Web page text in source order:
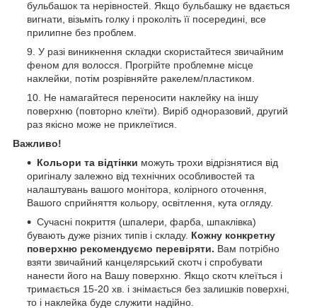
бульбашок та нерівностей. Якщо бульбашку не вдається
вигнати, візьміть голку і проколіть її посередині, все
прилипне без проблем.
У разі виникнення складки скористайтеся звичайним
феном для волосся. Прогрійте проблемне місце
наклейки, потім розрівняйте ракелем/пластиком.
Не намагайтеся переносити наклейку на іншу
поверхню (повторно клеїти). Виріб одноразовий, другий
раз якісно може не приклеїтися.
Важливо!
Кольори та відтінки можуть трохи відрізнятися від
оригіналу залежно від технічних особливостей та
налаштувань вашого монітора, колірного оточення,
Вашого сприйняття кольору, освітлення, кута огляду.
Сучасні покриття (шпалери, фарба, шпаклівка)
бувають дуже різних типів і складу. Кожну конкретну
поверхню рекомендуємо перевіряти. Вам потрібно
взяти звичайний канцелярський скотч і спробувати
нанести його на Вашу поверхню. Якщо скотч клеїться і
тримається 15-20 хв. і знімається без залишків поверхні,
то і наклейка буде служити надійно.